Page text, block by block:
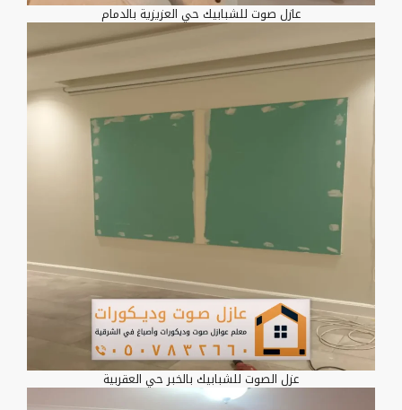
عازل صوت للشبابيك حي العزيزية بالدمام
عزل الصوت للشبابيك بالخبر حي العقربية